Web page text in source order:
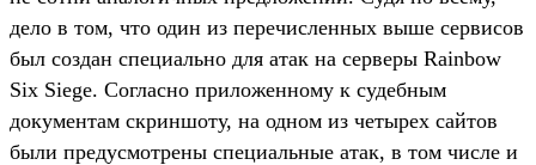
дело в том, что один из перечисленных выше сервисов
был создан специально для атак на серверы Rainbow
Six Siege. Согласно приложенному к судебным
документам скриншоту, на одном из четырех сайтов
были предусмотрены специальные атак, в том числе и